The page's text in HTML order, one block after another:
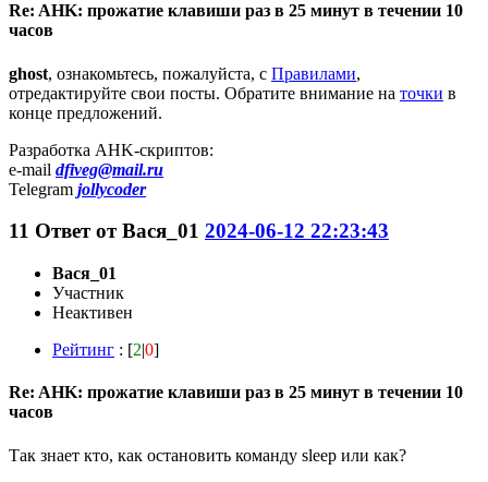
Re: AHK: прожатие клавиши раз в 25 минут в течении 10
часов
ghost, ознакомьтесь, пожалуйста, с Правилами,
отредактируйте свои посты. Обратите внимание на точки в
конце предложений.
Разработка AHK-скриптов:
e-mail dfiveg@mail.ru
Telegram jollycoder
11 Ответ отВася_01 2024-06-12 22:23:43
Вася_01
Участник
Неактивен
Рейтинг : [2|0]
Re: AHK: прожатие клавиши раз в 25 минут в течении 10
часов
Так знает кто, как остановить команду sleep или как?